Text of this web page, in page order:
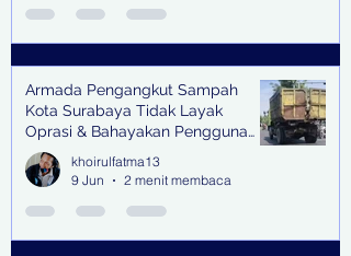
Armada Pengangkut Sampah
Kota Surabaya Tidak Layak
Oprasi & Bahayakan Pengguna
Jalan
khoirulfatma13
9 Jun
2 menit membaca